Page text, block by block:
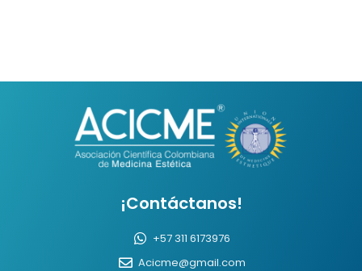
¡Contáctanos!
+57 311 6173976
Acicme@gmail.com